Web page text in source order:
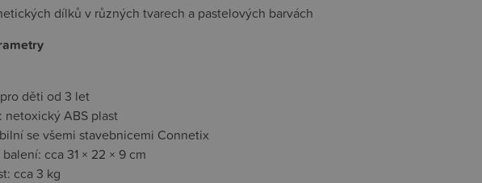
dílků v různých tvarech a pastelových barvách
děti od 3 let
netoxický ABS plast
se všemi stavebnicemi Connetix
cca 31 × 22 × 9 cm
cca 3 kg